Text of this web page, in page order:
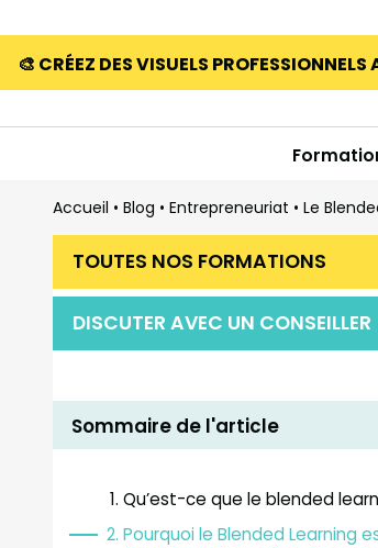
🎨 CRÉEZ DES VISUELS
Accueil • Blog • Entrepreneuriat • Le
TOUTES NOS FORMATIONS
DISCUTER AVEC UN CONSEILLER
Sommaire de l'article
Qu’est-ce que le blended
Pourquoi le Blended Learning